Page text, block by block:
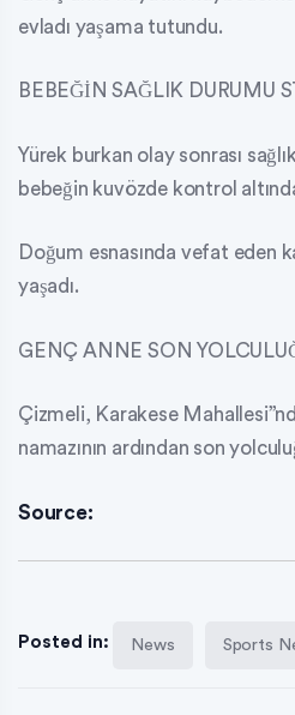
evladı yaşama tutundu.
BEBEĞİN SAĞLIK DURUMU
Yürek burkan olay sonrası
bebeğin kuvözde kontrol
Doğum esnasında vefat eden
yaşadı.
GENÇ ANNE SON
Çizmeli, Karakese
namazının ardından son
Source:
Posted in: News Sports